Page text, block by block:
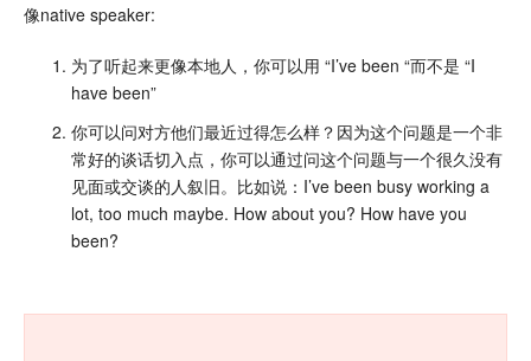
像native speaker:
为了听起来更像本地人，你可以用 “I’ve been “而不是 “I
have been”
你可以问对方他们最近过得怎么样？因为这个问题是一个非
常好的谈话切入点，你可以通过问这个问题与一个很久没有
见面或交谈的人叙旧。比如说：I’ve been busy working a
lot, too much maybe. How about you? How have you
been?